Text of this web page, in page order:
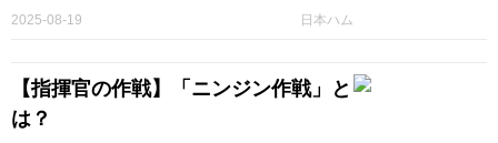
日本ハム
2025-08-19
【指揮官の作戦】「ニンジン作戦」と
は？